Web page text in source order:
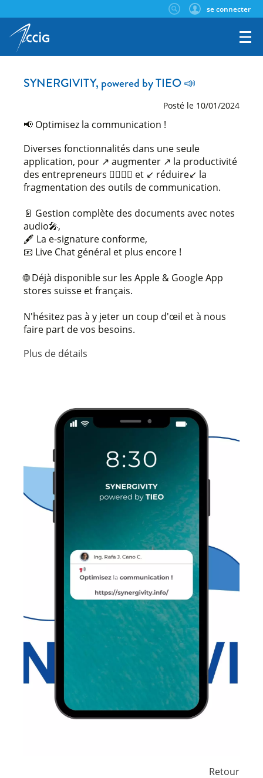
se connecter
SYNERGIVITY, powered by TIEO 📣
Posté le 10/01/2024
📢 Optimisez la communication !
Diverses fonctionnalités dans une seule
application, pour ↗ augmenter ↗ la productivité
des entrepreneurs 🙋‍♀️🙋‍♂️ et ↙ réduire↙ la
fragmentation des outils de communication.
📄 Gestion complète des documents avec notes
audio🎤,
🖋 La e-signature conforme,
📧 Live Chat général et plus encore !
🌐 Déjà disponible sur les Apple & Google App
stores suisse et français.
N'hésitez pas à y jeter un coup d'œil et à nous
faire part de vos besoins.
Plus de détails
Retour